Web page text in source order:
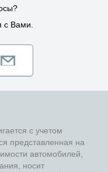
с Вами.
с учетом
представленная на
автомобилей,
носит